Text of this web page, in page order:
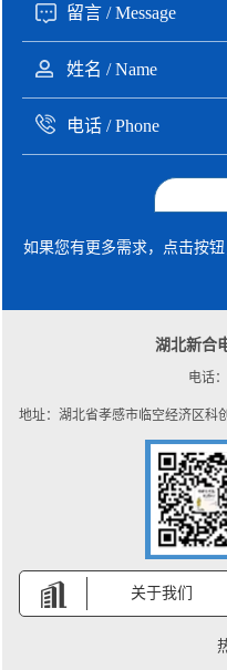
如果您有更多需求，点击按
湖北新合
电话
地址：湖北省孝感市临空经济区科
关于我们